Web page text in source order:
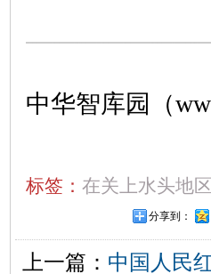
中华智库园（
标签： 在关上水头地区
分享到：
上一篇： 中国人民